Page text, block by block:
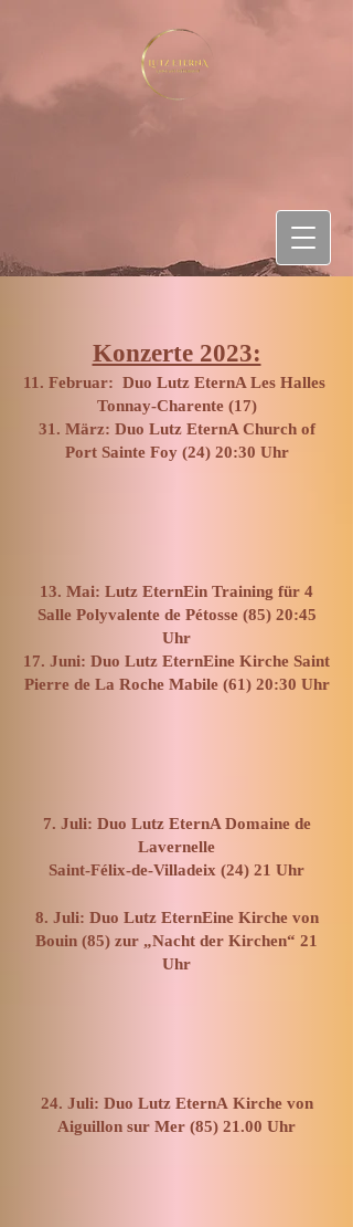
Konzerte 2023:
11. Februar: Duo Lutz EternA Les Halles
Tonnay-Charente (17)
​31. März: Duo Lutz EternA Church of
Port Sainte Foy (24) 20:30 Uhr
13. Mai: Lutz EternEin Training für 4
Salle Polyvalente de Pétosse (85) 20:45
Uhr
17. Juni: Duo Lutz EternEine Kirche Saint
Pierre de La Roche Mabile (61) 20:30 Uhr
7. Juli: Duo Lutz EternA Domaine de
Lavernelle
Saint-Félix-de-Villadeix (24) 21 Uhr
8. Juli: Duo Lutz EternEine Kirche von
Bouin (85) zur „Nacht der Kirchen“ 21
Uhr
24. Juli: Duo Lutz EternA Kirche von
Aiguillon sur Mer (85) 21.00 Uhr